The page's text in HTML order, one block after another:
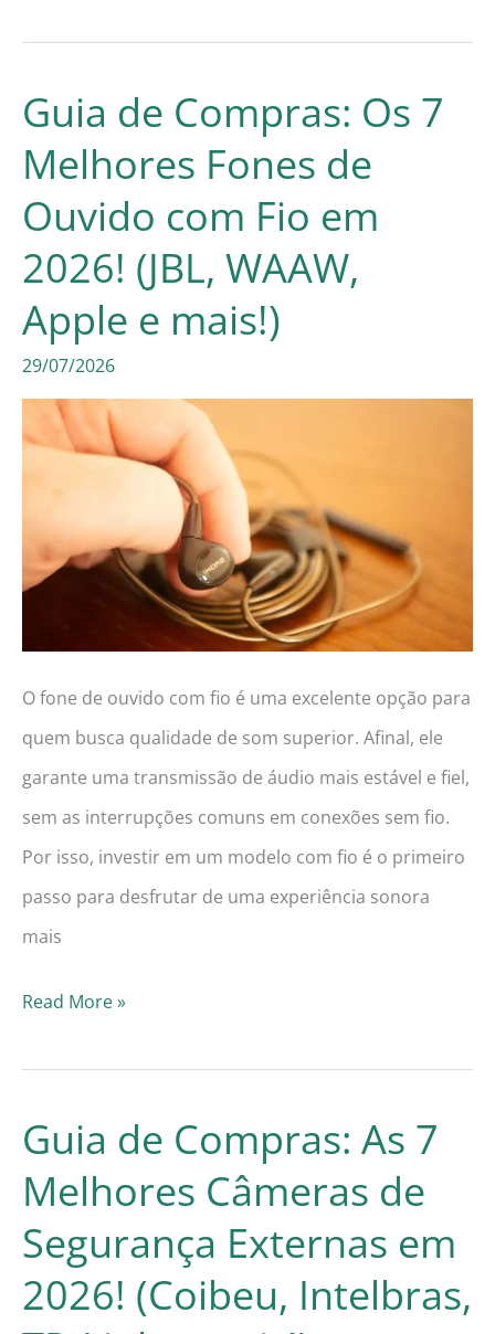
Os
7
Melhores
Aparelhos
para
TV
em
Smart
TV
2026!
(Fire
Roku,
Chromecast
e
mais)
Guia de Compras: Os 7
Melhores Fones de
Ouvido com Fio em
2026! (JBL, WAAW,
Apple e mais!)
29/07/2026
O fone de ouvido com fio é uma excelente opção para
quem busca qualidade de som superior. Afinal, ele
garante uma transmissão de áudio mais estável e fiel,
sem as interrupções comuns em conexões sem fio.
Por isso, investir em um modelo com fio é o primeiro
passo para desfrutar de uma experiência sonora
mais
Guia
Os
7
Melhores
Fones
de
Read More »
Guia de Compras: As 7
Melhores Câmeras de
Segurança Externas em
2026! (Coibeu, Intelbras,